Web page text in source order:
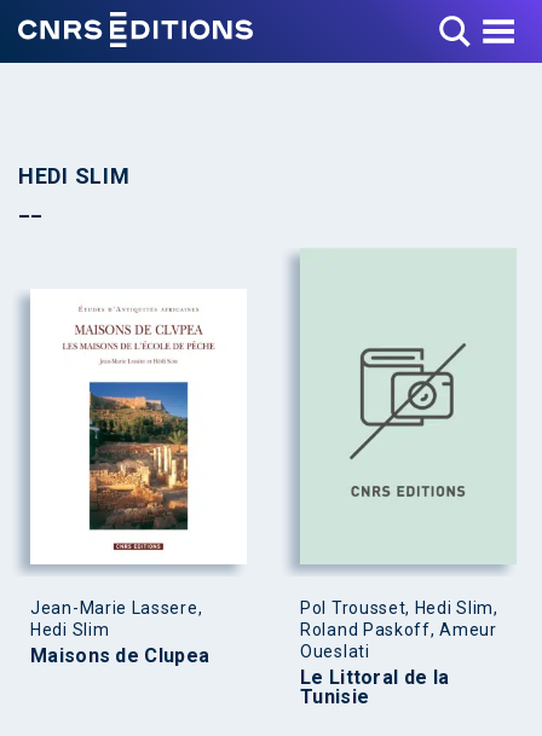
Toggle Menu
HEDI SLIM
Jean-Marie Lassere,
Hedi Slim
Maisons de Clupea
Pol Trousset, Hedi Slim,
Roland Paskoff, Ameur
Oueslati
Le Littoral de la
Tunisie